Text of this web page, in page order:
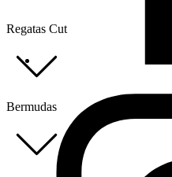
Regatas Cut
Bermudas